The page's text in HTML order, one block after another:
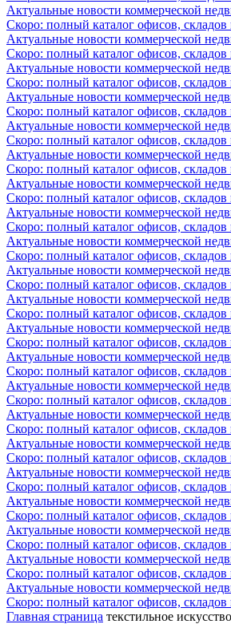
Актуальные новости коммерческой
Скоро: полный каталог офисов,
Актуальные новости коммерческой
Скоро: полный каталог офисов,
Актуальные новости коммерческой
Скоро: полный каталог офисов,
Актуальные новости коммерческой
Скоро: полный каталог офисов,
Актуальные новости коммерческой
Скоро: полный каталог офисов,
Актуальные новости коммерческой
Скоро: полный каталог офисов,
Актуальные новости коммерческой
Скоро: полный каталог офисов,
Актуальные новости коммерческой
Скоро: полный каталог офисов,
Актуальные новости коммерческой
Скоро: полный каталог офисов,
Актуальные новости коммерческой
Скоро: полный каталог офисов,
Актуальные новости коммерческой
Скоро: полный каталог офисов,
Актуальные новости коммерческой
Скоро: полный каталог офисов,
Актуальные новости коммерческой
Скоро: полный каталог офисов,
Актуальные новости коммерческой
Скоро: полный каталог офисов,
Актуальные новости коммерческой
Скоро: полный каталог офисов,
Актуальные новости коммерческой
Скоро: полный каталог офисов,
Актуальные новости коммерческой
Скоро: полный каталог офисов,
Актуальные новости коммерческой
Скоро: полный каталог офисов,
Актуальные новости коммерческой
Скоро: полный каталог офисов,
Актуальные новости коммерческой
Скоро: полный каталог офисов,
Актуальные новости коммерческой
Скоро: полный каталог офисов,
Главная страница текстильное искусство